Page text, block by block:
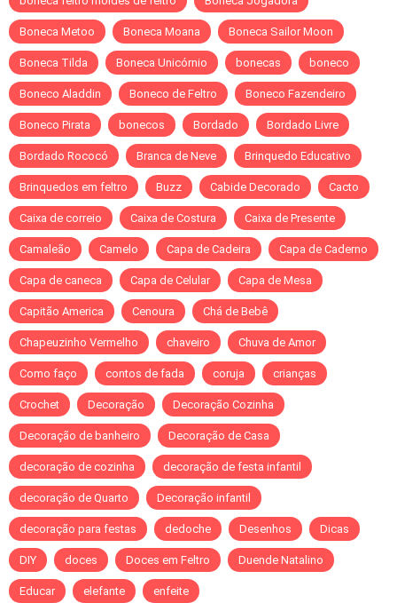
Boneca Metoo Boneca Moana Boneca Sailor Moon
Boneca Tilda Boneca Unicórnio bonecas boneco
Boneco Aladdin Boneco de Feltro Boneco Fazendeiro
Boneco Pirata bonecos Bordado Bordado Livre
Bordado Rococó Branca de Neve Brinquedo Educativo
Brinquedos em feltro Buzz Cabide Decorado Cacto
Caixa de correio Caixa de Costura Caixa de Presente
Camaleão Camelo Capa de Cadeira Capa de Caderno
Capa de caneca Capa de Celular Capa de Mesa
Capitão America Cenoura Chá de Bebê
Chapeuzinho Vermelho chaveiro Chuva de Amor
Como faço contos de fada coruja crianças
Crochet Decoração Decoração Cozinha
Decoração de banheiro Decoração de Casa
decoração de cozinha decoração de festa infantil
decoração de Quarto Decoração infantil
decoração para festas dedoche Desenhos Dicas
DIY doces Doces em Feltro Duende Natalino
Educar elefante enfeite